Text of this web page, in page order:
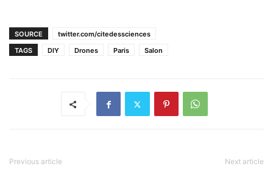
SOURCE
twitter.com/citedessciences
TAGS
DIY Drones Paris Salon
Previous article Next article